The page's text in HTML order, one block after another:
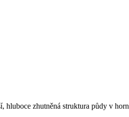
zhutněná struktura půdy v